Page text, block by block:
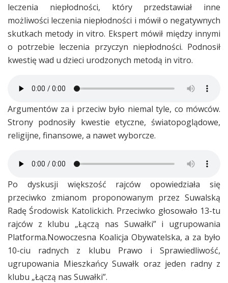
leczenia niepłodności, który przedstawiał inne
możliwości leczenia niepłodności i mówił o negatywnych
skutkach metody in vitro. Ekspert mówił między innymi
o potrzebie leczenia przyczyn niepłodności. Podnosił
kwestię wad u dzieci urodzonych metodą in vitro.
Argumentów za i przeciw było niemal tyle, co mówców.
Strony podnosiły kwestie etyczne, światopoglądowe,
religijne, finansowe, a nawet wyborcze.
Po dyskusji większość rajców opowiedziała się
przeciwko zmianom proponowanym przez Suwalską
Radę Środowisk Katolickich. Przeciwko głosowało 13-tu
rajców z klubu „Łączą nas Suwałki” i ugrupowania
Platforma.Nowoczesna Koalicja Obywatelska, a za było
10-ciu radnych z klubu Prawo i Sprawiedliwość,
ugrupowania Mieszkańcy Suwałk oraz jeden radny z
klubu „Łączą nas Suwałki”.